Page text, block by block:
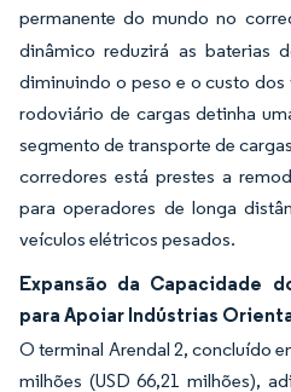
permanente do mundo no
dinâmico reduzirá as baterias
diminuindo o peso e o custo
rodoviário de cargas detinha
segmento de transporte de
corredores está prestes a
para operadores de longa
veículos elétricos pesados.
Expansão da Capacidade
para Apoiar Indústrias
O terminal Arendal 2, concluído
milhões (USD 66,21 milhões),